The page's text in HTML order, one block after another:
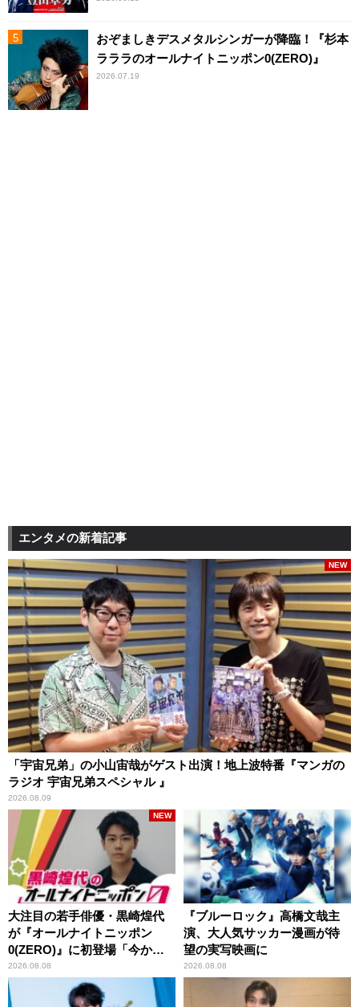
おぞましきデスメタルシンガーが降臨！『杉本
ラララのオールナイトニッポン0(ZERO)』
2026.07.19
エンタメの新着記事
「宇宙兄弟」の小山宙哉がゲスト出演！地上波特番『マンガの
ラジオ 宇宙兄弟スペシャル 』
2026.08.09
NEW
大注目の若手俳優・黒崎煌代
が『オールナイトニッポン
0(ZERO)』に初登場「今から
とてもワクワクしておりま
す！」
2026.08.08
NEW
『ブルーロック』高橋文哉主
演、大人気サッカー漫画が待
望の実写映画に
2026.08.08